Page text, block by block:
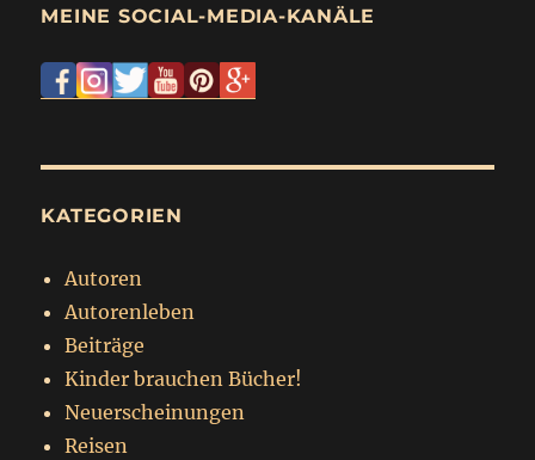
MEINE SOCIAL-MEDIA-KANÄLE
KATEGORIEN
Autoren
Autorenleben
Beiträge
Kinder brauchen Bücher!
Neuerscheinungen
Reisen